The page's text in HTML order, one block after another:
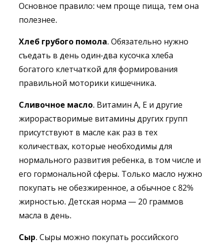
Основное правило: чем проще пища, тем она
полезнее.
Хлеб грубого помола. Обязательно нужно
съедать в день один-два кусочка хлеба
богатого клетчаткой для формирования
правильной моторики кишечника.
Сливочное масло. Витамин А, Е и другие
жирорастворимые витамины других групп
присутствуют в масле как раз в тех
количествах, которые необходимы для
нормального развития ребенка, в том числе и
его гормональной сферы. Только масло нужно
покупать не обезжиренное, а обычное с 82%
жирностью. Детская норма — 20 граммов
масла в день.
Сыр. Сыры можно покупать российского